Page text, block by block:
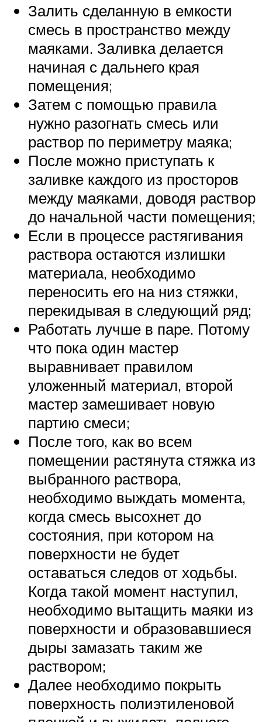
Залить сделанную в емкости
смесь в пространство между
маяками. Заливка делается
начиная с дальнего края
помещения;
Затем с помощью правила
нужно разогнать смесь или
раствор по периметру маяка;
После можно приступать к
заливке каждого из просторов
между маяками, доводя раствор
до начальной части помещения;
Если в процессе растягивания
раствора остаются излишки
материала, необходимо
переносить его на низ стяжки,
перекидывая в следующий ряд;
Работать лучше в паре. Потому
что пока один мастер
выравнивает правилом
уложенный материал, второй
мастер замешивает новую
партию смеси;
После того, как во всем
помещении растянута стяжка из
выбранного раствора,
необходимо выждать момента,
когда смесь высохнет до
состояния, при котором на
поверхности не будет
оставаться следов от ходьбы.
Когда такой момент наступил,
необходимо вытащить маяки из
поверхности и образовавшиеся
дыры замазать таким же
раствором;
Далее необходимо покрыть
поверхность полиэтиленовой